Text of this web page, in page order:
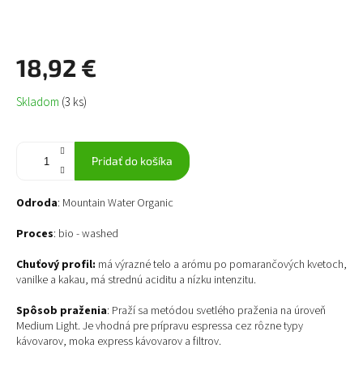
18,92 €
Jednotková
cena:
Skladom (3 ks)
Pridať do košíka
Odroda: Mountain Water Organic
Proces: bio - washed
Chuťový profil: má výrazné telo a arómu po pomarančových kvetoch,
vanilke a kakau, má strednú aciditu a nízku intenzitu.
Spôsob praženia: Praží sa metódou svetlého praženia na úroveň
Medium Light. Je vhodná pre prípravu espressa cez rôzne typy
kávovarov, moka express kávovarov a filtrov.